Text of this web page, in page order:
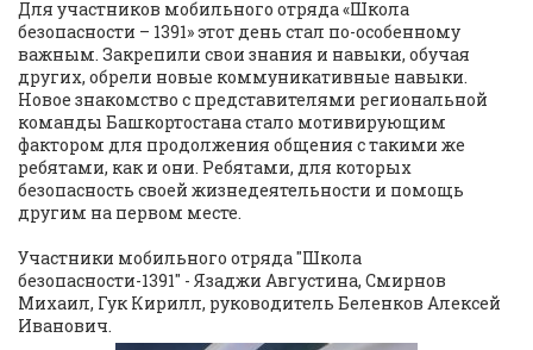
Для участников мобильного отряда «Школа
безопасности – 1391» этот день стал по-особенному
важным. Закрепили свои знания и навыки, обучая
других, обрели новые коммуникативные навыки.
Новое знакомство с представителями региональной
команды Башкортостана стало мотивирующим
фактором для продолжения общения с такими же
ребятами, как и они. Ребятами, для которых
безопасность своей жизнедеятельности и помощь
другим на первом месте.
Участники мобильного отряда "Школа
безопасности-1391" - Язаджи Августина, Смирнов
Михаил, Гук Кирилл, руководитель Беленков Алексей
Иванович.